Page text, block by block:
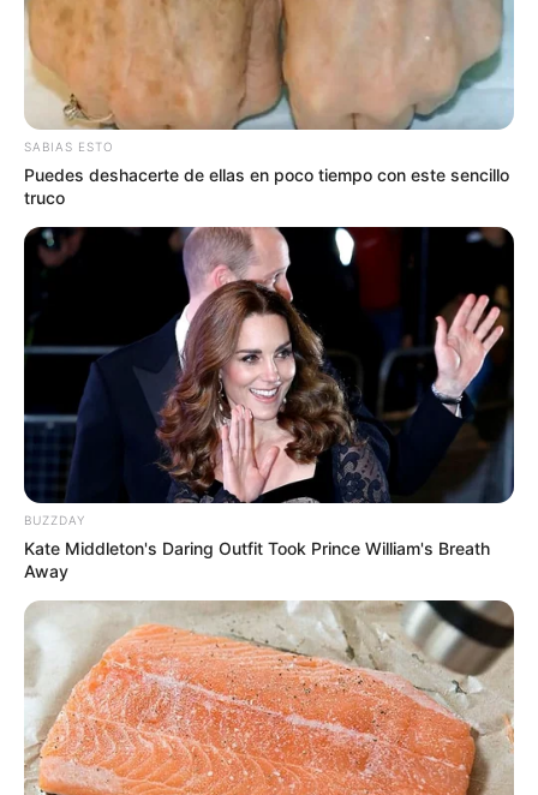
CIERRES VIALES EN BUCARAMANGA
TRANSVERSAL DEL CARARE
FLORIDABLANCA
LLUVIAS EN SANTANDER
CIERRES VIALES EN SANTANDER
SABIAS ESTO
Puedes deshacerte de ellas en poco tiempo con este sencillo
truco
BUZZDAY
Kate Middleton's Daring Outfit Took Prince William's Breath
Away